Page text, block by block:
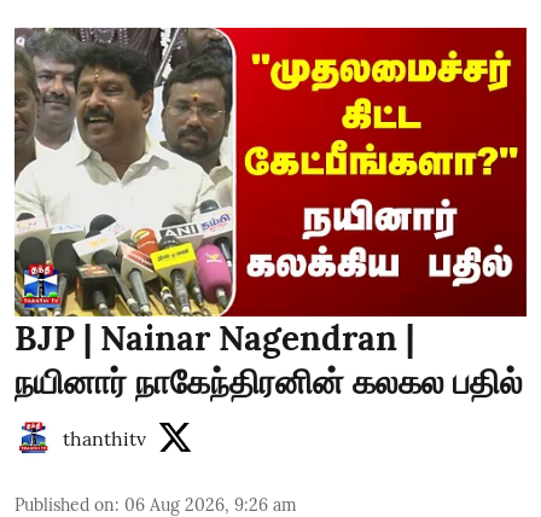
BJP | Nainar Nagendran |
நயினார் நாகேந்திரனின் கலகல பதில்
thanthitv
Published on: 06 Aug 2026, 9:26 am